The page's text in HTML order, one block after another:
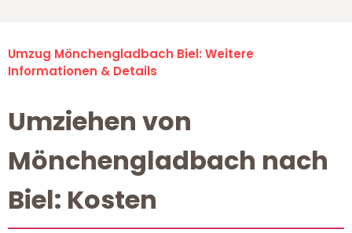
Umzug Mönchengladbach Biel: Weitere
Informationen & Details
Umziehen von
Mönchengladbach nach
Biel: Kosten